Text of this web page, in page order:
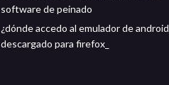
software de peinado
¿dónde accedo al emulador de android
descargado para firefox_